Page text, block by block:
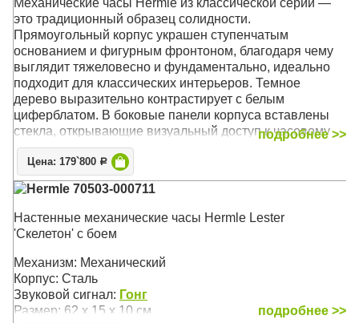
Механические часы Hermle из классической серии —
это традиционный образец солидности.
Прямоугольный корпус украшен ступенчатым
основанием и фигурным фронтоном, благодаря чему
выглядит тяжеловесно и фундаментально, идеально
подходит для классических интерьеров. Темное
дерево выразительно контрастирует с белым
циферблатом. В боковые панели корпуса вставлены
стекла, открывающие визуальный доступ к часовому
механизму. Такое произведение немецких мастеров
может быть установлены в гостиной, кабинете или
просторном холле
Механизм: Механический
Звуковой сигнал: Бим-Бом
Размер: 66 х 34 х 16,5 см
подробнее >>
Цена: 179`800 Р
Hermle 70503-000711
Настенные механические часы Hermle Lester
'Скелетон' с боем
Механизм: Механический
Корпус: Сталь
Звуковой сигнал: Гонг
Размер: 62 х 15 х 10 см
подробнее >>